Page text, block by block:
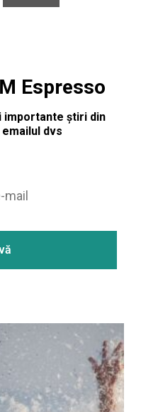
Espresso
importante știri din
dvs